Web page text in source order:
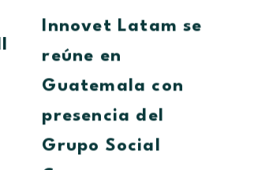
con
Grupo
Social
Cesap
Innovet Latam se
reúne en
Guatemala con
presencia del
Grupo Social